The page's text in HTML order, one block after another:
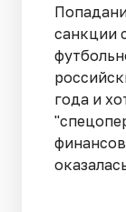
санкции
года и